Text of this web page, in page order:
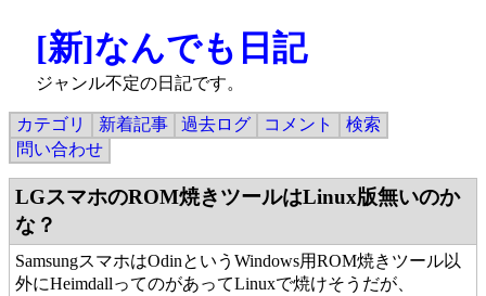
[新]なんでも日記
ジャンル不定の日記です。
カテゴリ 新着記事 過去ログ コメント
検索
問い合わせ
LGスマホのROM焼きツールはLinux版無いのか
な？
SamsungスマホはOdinというWindows用ROM焼きツール以
外にHeimdallってのがあってLinuxで焼けそうだが、